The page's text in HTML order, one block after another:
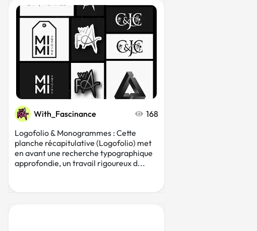
With_Fascinance
168
Logofolio & Monogrammes : Cette
planche récapitulative (Logofolio) met
en avant une recherche typographique
approfondie, un travail rigoureux d...